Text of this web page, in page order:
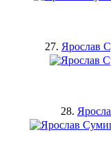
27. Ярослав
28.